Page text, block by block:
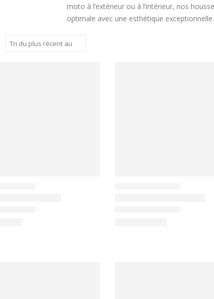
moto à l’extérieur ou à l’intérieur, nos
optimale avec une esthétique exceptionnelle.